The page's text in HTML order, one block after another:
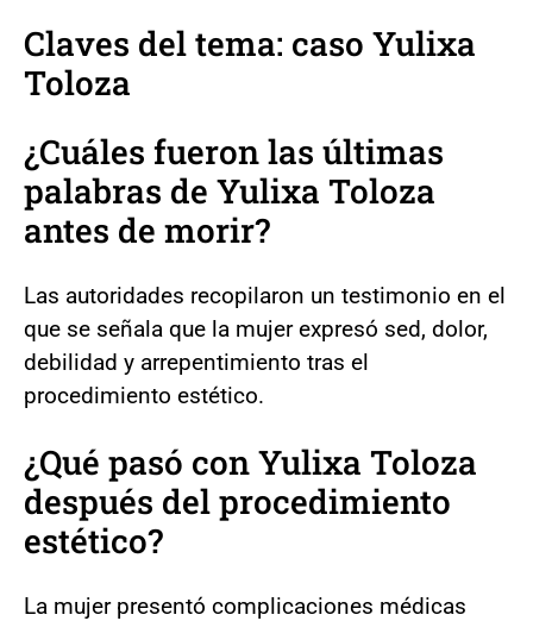
Claves del tema: caso Yulixa
Toloza
¿Cuáles fueron las últimas
palabras de Yulixa Toloza
antes de morir?
Las autoridades recopilaron un testimonio en el
que se señala que la mujer expresó sed, dolor,
debilidad y arrepentimiento tras el
procedimiento estético.
¿Qué pasó con Yulixa Toloza
después del procedimiento
estético?
La mujer presentó complicaciones médicas